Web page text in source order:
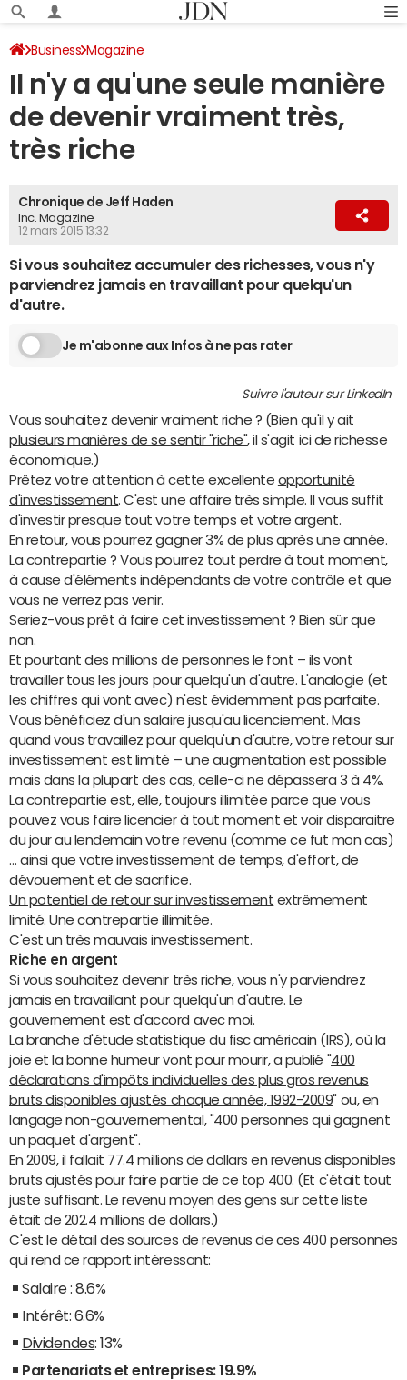
Business Magazine
Il n'y a qu'une seule manière
de devenir vraiment très,
très riche
Chronique de Jeff Haden
Inc. Magazine
12 mars 2015 13:32
Si vous souhaitez accumuler des richesses, vous n'y
parviendrez jamais en travaillant pour quelqu'un
d'autre.
Je m'abonne aux Infos à ne pas rater
Suivre l'auteur sur LinkedIn
Vous souhaitez devenir vraiment riche ? (Bien qu'il y ait
plusieurs manières de se sentir "riche" , il s'agit ici de richesse
économique.)
Prêtez votre attention à cette excellente opportunité
d'investissement . C'est une affaire très simple. Il vous suffit
d'investir presque tout votre temps et votre argent.
En retour, vous pourrez gagner 3% de plus après une année.
La contrepartie ? Vous pourrez tout perdre à tout moment,
à cause d'éléments indépendants de votre contrôle et que
vous ne verrez pas venir.
Seriez-vous prêt à faire cet investissement ? Bien sûr que
non.
Et pourtant des millions de personnes le font – ils vont
travailler tous les jours pour quelqu'un d'autre. L'analogie (et
les chiffres qui vont avec) n'est évidemment pas parfaite.
Vous bénéficiez d'un salaire jusqu'au licenciement. Mais
quand vous travaillez pour quelqu'un d'autre, votre retour sur
investissement est limité – une augmentation est possible
mais dans la plupart des cas, celle-ci ne dépassera 3 à 4%.
La contrepartie est, elle, toujours illimitée parce que vous
pouvez vous faire licencier à tout moment et voir disparaitre
du jour au lendemain votre revenu (comme ce fut mon cas)
… ainsi que votre investissement de temps, d'effort, de
dévouement et de sacrifice.
Un potentiel de retour sur investissement extrêmement
limité. Une contrepartie illimitée.
C'est un très mauvais investissement.
Riche en argent
Si vous souhaitez devenir très riche, vous n'y parviendrez
jamais en travaillant pour quelqu'un d'autre. Le
gouvernement est d'accord avec moi.
La branche d'étude statistique du fisc américain (IRS), où la
joie et la bonne humeur vont pour mourir, a publié "400
déclarations d'impôts individuelles des plus gros revenus
bruts disponibles ajustés chaque année, 1992-2009" ou, en
langage non-gouvernemental, "400 personnes qui gagnent
un paquet d'argent".
En 2009, il fallait 77.4 millions de dollars en revenus disponibles
bruts ajustés pour faire partie de ce top 400. (Et c'était tout
juste suffisant. Le revenu moyen des gens sur cette liste
était de 202.4 millions de dollars.)
C'est le détail des sources de revenus de ces 400 personnes
qui rend ce rapport intéressant:
Salaire : 8.6%
Intérêt: 6.6%
Dividendes: 13%
Partenariats et entreprises: 19.9%